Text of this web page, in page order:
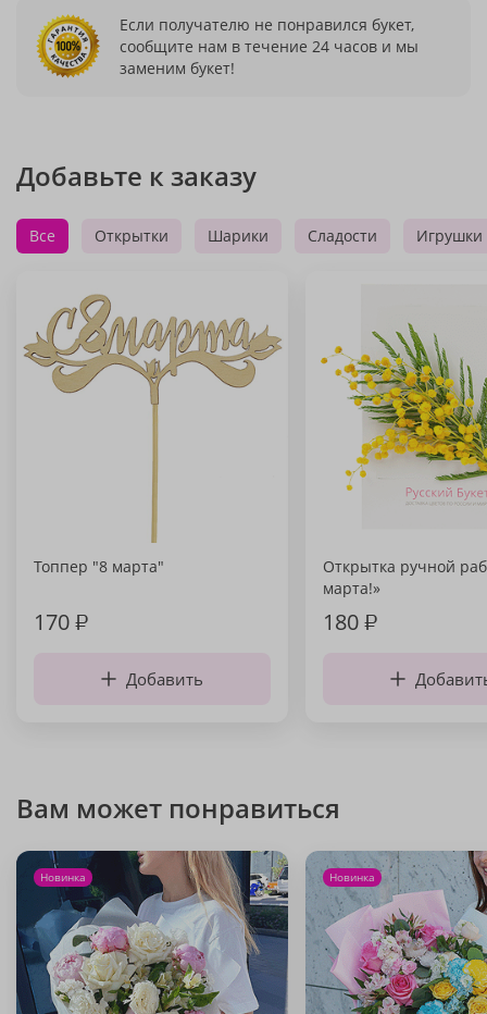
Если получателю не понравился букет,
сообщите нам в течение 24 часов и мы
заменим букет!
Добавьте к заказу
Все Открытки Шарики Сладости Игрушки
Топпер "8 марта"
170₽
Добавить
Открытка ручной
марта!»
180₽
Вам может понравиться
Новинка Новинка